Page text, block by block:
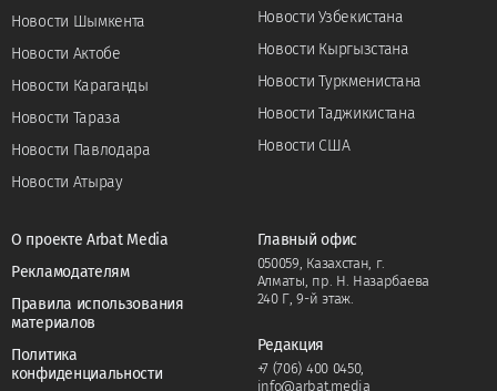
Новости Шымкента
Новости Актобе
Новости Караганды
Новости Тараза
Новости Павлодара
Новости Атырау
Новости Узбекистана
Новости Кыргызстана
Новости Туркменистана
Новости Таджикистана
Новости США
О проекте Arbat Media
Рекламодателям
Правила использования
материалов
Политика
конфиденциальности
Главный офис
050059, Казахстан, г.
Алматы, пр. Н. Назарбаева
240 Г, 9-й этаж.
Редакция
+7 (706) 400 0450,
info@arbat.media